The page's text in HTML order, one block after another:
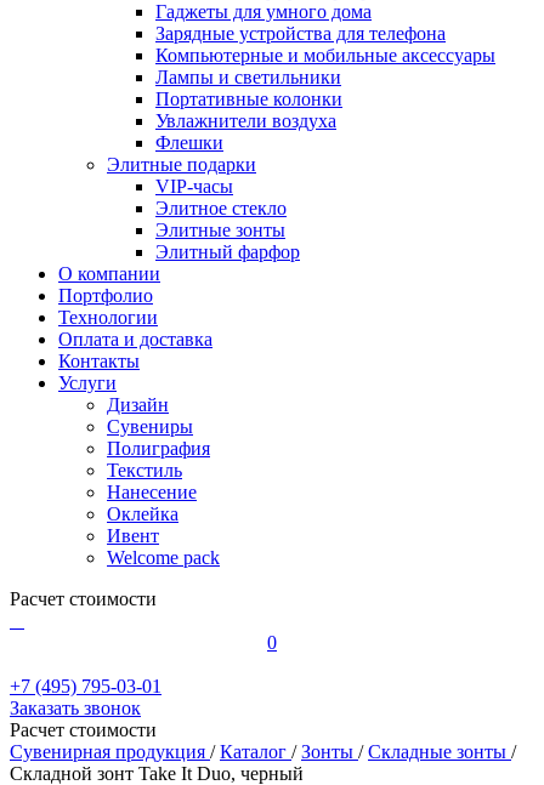
Гаджеты для умного дома
Зарядные устройства для телефона
Компьютерные и мобильные аксессуары
Лампы и светильники
Портативные колонки
Увлажнители воздуха
Флешки
Элитные подарки
VIP-часы
Элитное стекло
Элитные зонты
Элитный фарфор
О компании
Портфолио
Технологии
Оплата и доставка
Контакты
Услуги
Дизайн
Сувениры
Полиграфия
Текстиль
Нанесение
Оклейка
Ивент
Welcome pack
Расчет стоимости
0
+7 (495) 795-03-01
Заказать звонок
Расчет стоимости
Сувенирная продукция / Каталог / Зонты / Складные зонты /
Складной зонт Take It Duo, черный